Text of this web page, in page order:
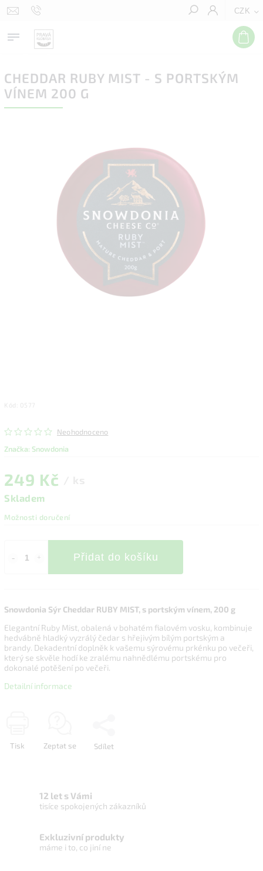
CZK
Hledat
CHEDDAR RUBY MIST - S PORTSKÝM
VÍNEM 200 G
Kód: 0577
Neohodnoceno
Značka: Snowdonia
249 Kč
Skladem
Možnosti doručení
Přidat do košíku
Snowdonia Sýr Cheddar RUBY MIST, s portským vínem, 200 g
Elegantní Ruby Mist, obalená v bohatém fialovém vosku, kombinuje
hedvábně hladký vyzrálý čedar s hřejivým bílým portským a
brandy. Dekadentní doplněk k vašemu sýrovému prkénku po večeři,
který se skvěle hodí ke zralému nahnědlému portskému pro
dokonalé potěšení po večeři.
Detailní informace
Tisk Zeptat se Sdílet
12 let s Vámi
tisíce spokojených zákazníků
Exkluzivní produkty
máme i to, co jiní ne